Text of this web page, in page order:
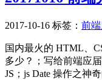
2017-10-16 标签： 前
国内最火的 HTML、
多少？；写给前端应
JS；js Date 操作之神